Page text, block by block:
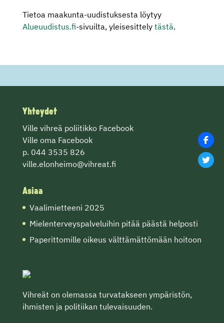
Tietoa maakunta-uudistuksesta löytyy
Alueuudistus.fi-sivuilta, yleisesittely tästä.
Yhteydet
Ville vihreä poliitikko Facebook
Ville oma Facebook
p. 044 3535 826
ville.elonheimo@vihreat.fi
Asiaa
Vaalimietteeni 2025
Mielenterveyspalveluihin pitää päästä helposti
Paperittomille oikeus välttämättömään hoitoon
Vihreät on olemassa turvatakseen ympäristön,
ihmisten ja politiikan tulevaisuuden.